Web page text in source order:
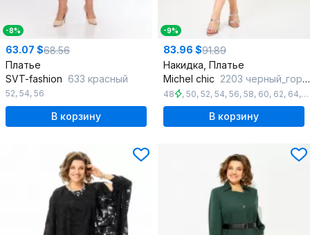
-8%
63.07 $68.56
Платье
SVT-fashion 633 красный
52, 54, 56
В корзину
-9%
83.96 $91.89
Накидка, Платье
Michel chic 2203 черный_горох
48 , 50, 52, 54, 56, 58, 60, 62, 64,
В корзину